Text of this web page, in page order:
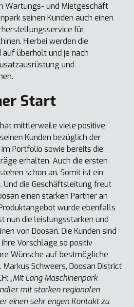
Wartungs- und Mietgeschäft
seinen Kunden auch einen
für
Hierbei werden die
auf überholt und je nach
und
Start
hat mittlerweile viele positive
Kunden bezüglich der
Portfolio sowie bereits die
erhalten. Auch die ersten
schon an. Somit ist ein
die Geschäftsleitung freut
einen starken Partner an
wurde ebenfalls
nun die leistungsstarken und
von Doosan. Die Kunden sind
Vorschläge so positiv
Wünsche auf bestmögliche
Schweers, Doosan District
„Mit Lang Maschinenpark
mit starken regionalen
einen sehr engen Kontakt zu